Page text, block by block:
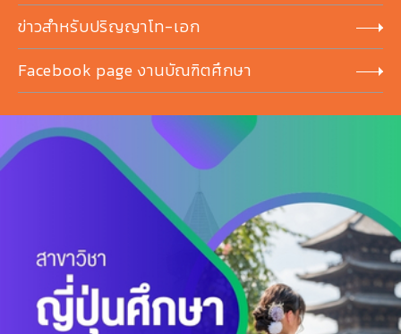
ข่าวสำหรับปริญญาโท-เอก
Facebook page งานบัณฑิตศึกษา